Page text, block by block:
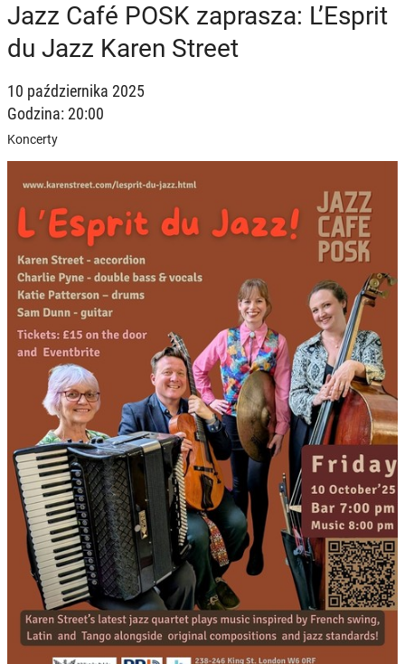
Jazz Café POSK zaprasza: L’Esprit
du Jazz Karen Street
10 października 2025
Godzina: 20:00
Koncerty